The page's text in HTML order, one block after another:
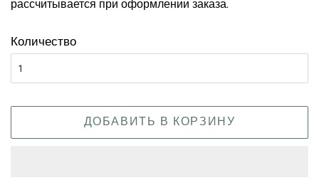
рассчитывается при оформлении заказа.
Количество
ДОБАВИТЬ В КОРЗИНУ